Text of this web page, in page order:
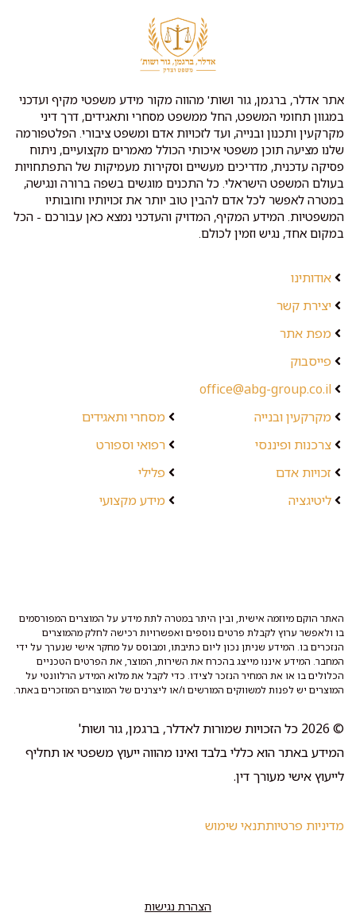
אתר אדלר, ברגמן, גור ושות' מהווה מקור מידע משפטי מקיף ועדכני
במגוון תחומי המשפט, החל ממשפט מסחרי ותאגידים, דרך דיני
מקרקעין ותכנון ובנייה, ועד לזכויות אדם ומשפט ציבורי. הפלטפורמה
שלנו מציעה תוכן משפטי איכותי הכולל מאמרים מקצועיים, ניתוח
פסיקה עדכנית, מדריכים מעשיים וסקירות מעמיקות של התפתחויות
בעולם המשפט הישראלי. כל התכנים מוגשים בשפה ברורה ונגישה,
במטרה לאפשר לכל אדם להבין טוב יותר את זכויותיו וחובותיו
המשפטיות. המידע המקיף, המדויק והעדכני נמצא כאן עבורכם - הכל
במקום אחד, נגיש וזמין לכולם.
אודותינו
יצירת קשר
מפת אתר
פייסבוק
office@abg-group.co.il
מקרקעין ובנייה
צרכנות ופיננסי
זכויות אדם
ליטיגציה
מסחרי ותאגידים
רפואי וספורט
פלילי
מידע מקצועי
האתר הוקם מיוזמה אישית, ובין היתר במטרה לתת מידע על המוצרים המפורסמים
בו ולאפשר ערוץ לקבלת פרטים נוספים ואפשרויות רכישה לחלק מהמוצרים
הנזכרים בו. המידע שניתן נכון ליום כתיבתו, ומבוסס על מחקר אישי שנערך על ידי
המחבר. המידע איננו מייצג בהכרח את השירות, המוצר, את הפרטים הטכניים
הכלולים בו או את המחיר הנזכר לצידו. כדי לקבל את מלוא המידע הרלוונטי על
המוצרים יש לפנות למשווקים המורשים ו/או ליצרנים של המוצרים המוזכרים באתר.
© 2026 כל הזכויות שמורות לאדלר, ברגמן, גור ושות'
המידע באתר הוא כללי בלבד ואינו מהווה ייעוץ משפטי או תחליף
לייעוץ אישי מעורך דין.
מדיניות פרטיותתנאי שימוש
הצהרת נגישות